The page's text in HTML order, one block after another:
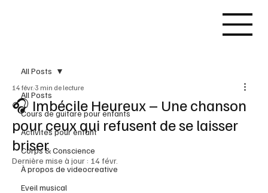
All Posts
Cours de guitare pour enfants
Activités pour enfant
Corps & Conscience
À propos de videocreative
Eveil musical
All Posts
🎧 Imbécile Heureux – Une chanson
pour ceux qui refusent de se laisser
briser
14 févr. 3 min de lecture
Dernière mise à jour : 14 févr.